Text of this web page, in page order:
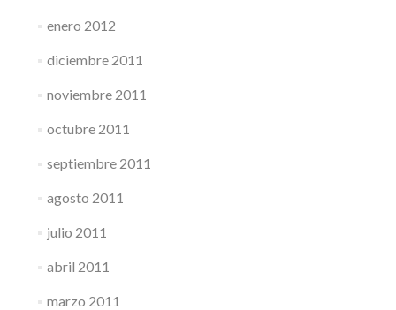
enero 2012
diciembre 2011
noviembre 2011
octubre 2011
septiembre 2011
agosto 2011
julio 2011
abril 2011
marzo 2011